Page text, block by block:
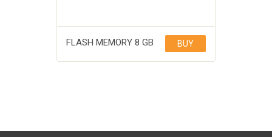
FLASH MEMORY 8 GB BUY